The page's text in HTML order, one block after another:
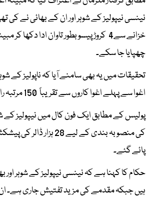
نینسی نیپولیز کے شوہر اور ان کے بھائی نے کی
خزانے سے4 کروڑ پیسو بطور تاوان ادا دکھا
چھپایا جا سکے۔
تحقیقات میں یہ بھی سامنے آیا کہ ناپولیز کے
اغوا سے پہلے اغوا کاروں سے تقریباً 150 مرتبہ رابطہ کیا تھا۔
پولیس کے مطابق ایک فون کال میں نیپولیز کے
کی منصوبہ بندی کے لیے 28
پائے گئے۔
حکام کا کہنا ہے کہ نینسی نیپولیز کے شوہر اور
ہیں جبکہ مقدمے کی مزید تفتیش جاری ہے۔ ان